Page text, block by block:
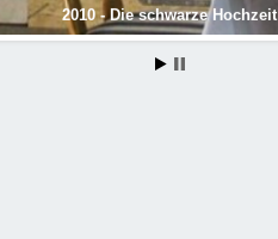
2010 - Die schwarze Hochzeit